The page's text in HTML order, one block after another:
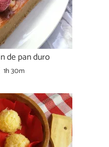
de pan duro
1h 30m